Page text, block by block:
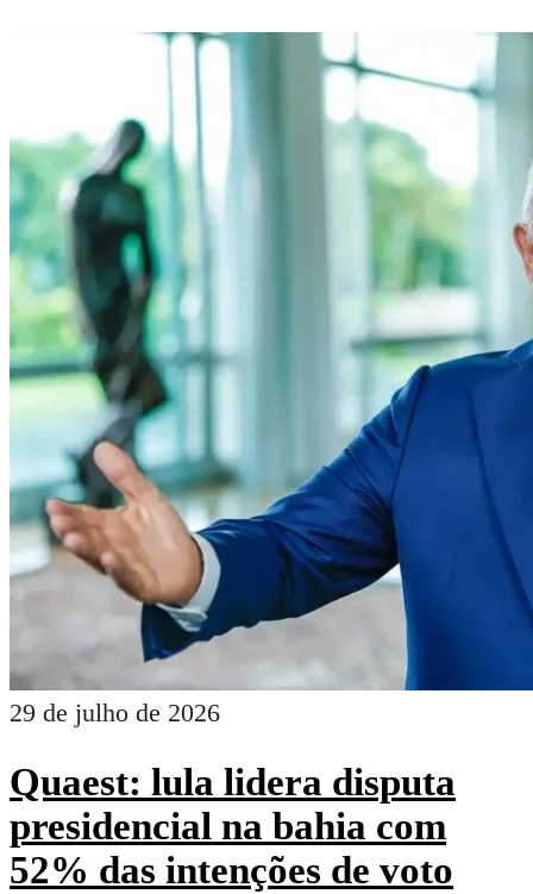
29 de julho de 2026
Quaest: lula lidera disputa
presidencial na bahia com
52% das intenções de voto